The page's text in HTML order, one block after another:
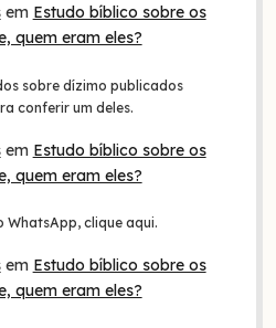
em Estudo bíblico sobre os
quem eram eles?
sobre dízimo publicados
conferir um deles.
em Estudo bíblico sobre os
quem eram eles?
WhatsApp, clique aqui.
em Estudo bíblico sobre os
quem eram eles?